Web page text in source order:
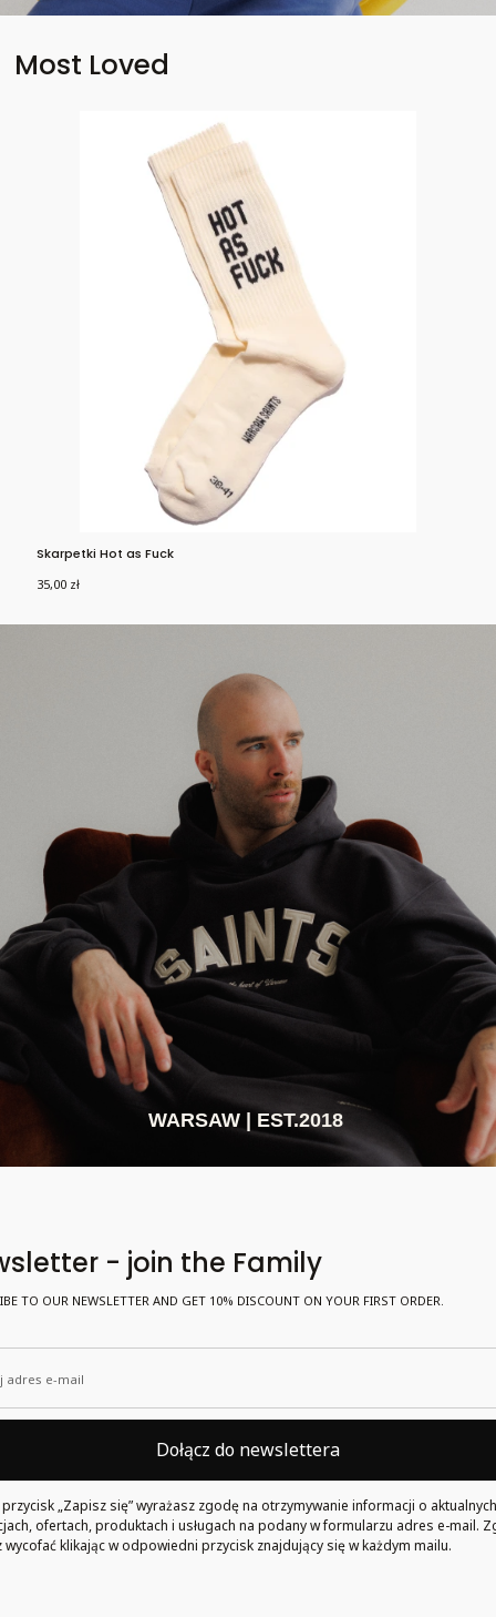
Most Loved
Skarpetki Hot as Fuck
Cena
35,00 zł
WARSAW | EST.2018
- join the Family
TO OUR NEWSLETTER AND GET 10% DISCOUNT ON YOUR FIRST ORDER.
adres e-mail
Dołącz do newslettera
przycisk „Zapisz się” wyrażasz zgodę na otrzymywanie informacji o aktualnych
ofertach, produktach i usługach na podany w formularzu adres e-mail.
wycofać klikając w odpowiedni przycisk znajdujący się w każdym mailu.